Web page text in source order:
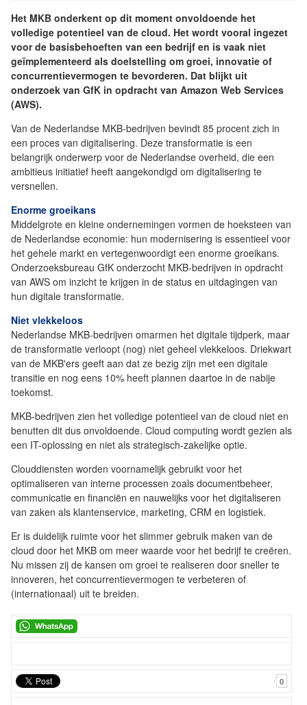
Het MKB onderkent op dit moment onvoldoende het
volledige potentieel van de cloud. Het wordt vooral ingezet
voor de basisbehoeften van een bedrijf en is vaak niet
geïmplementeerd als doelstelling om groei, innovatie of
concurrentievermogen te bevorderen. Dat blijkt uit
onderzoek van GfK in opdracht van Amazon Web Services
(AWS).
Van de Nederlandse MKB-bedrijven bevindt 85 procent zich in
een proces van digitalisering. Deze transformatie is een
belangrijk onderwerp voor de Nederlandse overheid, die een
ambitieus initiatief heeft aangekondigd om digitalisering te
versnellen.
Enorme groeikans
Middelgrote en kleine ondernemingen vormen de hoeksteen van
de Nederlandse economie: hun modernisering is essentieel voor
het gehele markt en vertegenwoordigt een enorme groeikans.
Onderzoeksbureau GfK onderzocht MKB-bedrijven in opdracht
van AWS om inzicht te krijgen in de status en uitdagingen van
hun digitale transformatie.
Niet vlekkeloos
Nederlandse MKB-bedrijven omarmen het digitale tijdperk, maar
de transformatie verloopt (nog) niet geheel vlekkeloos. Driekwart
van de MKB'ers geeft aan dat ze bezig zijn met een digitale
transitie en nog eens 10% heeft plannen daartoe in de nabije
toekomst.
MKB-bedrijven zien het volledige potentieel van de cloud niet en
benutten dit dus onvoldoende. Cloud computing wordt gezien als
een IT-oplossing en niet als strategisch-zakelijke optie.
Clouddiensten worden voornamelijk gebruikt voor het
optimaliseren van interne processen zoals documentbeheer,
communicatie en financiën en nauwelijks voor het digitaliseren
van zaken als klantenservice, marketing, CRM en logistiek.
Er is duidelijk ruimte voor het slimmer gebruik maken van de
cloud door het MKB om meer waarde voor het bedrijf te creëren.
Nu missen zij de kansen om groei te realiseren door sneller te
innoveren, het concurrentievermogen te verbeteren of
(internationaal) uit te breiden.
0